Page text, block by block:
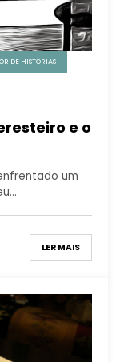
DE HISTÓRIAS
e o
um
LER MAIS